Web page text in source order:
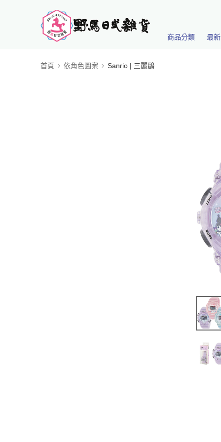
商品分類 最
首頁 依角色圖案 Sanrio | 三麗鷗